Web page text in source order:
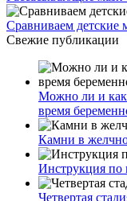
Сравниваем детские
Свежие публикации
Можно ли и как
время
Камни в
Инструкция по
Четвертая